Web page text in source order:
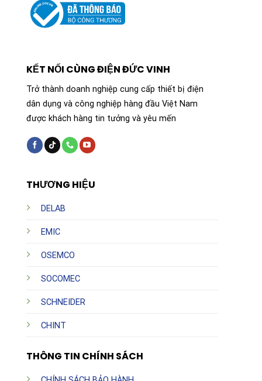
THƯƠNG HIỆU
DELAB
EMIC
OSEMCO
SOCOMEC
SCHNEIDER
CHINT
THÔNG TIN CHÍNH SÁCH
KẾT NỐI CÙNG ĐIỆN ĐỨC VINH
Trở thành doanh nghiệp cung cấp thiết bị điện
dân dụng và công nghiệp hàng đầu Việt Nam
được khách hàng tin tưởng và yêu mến